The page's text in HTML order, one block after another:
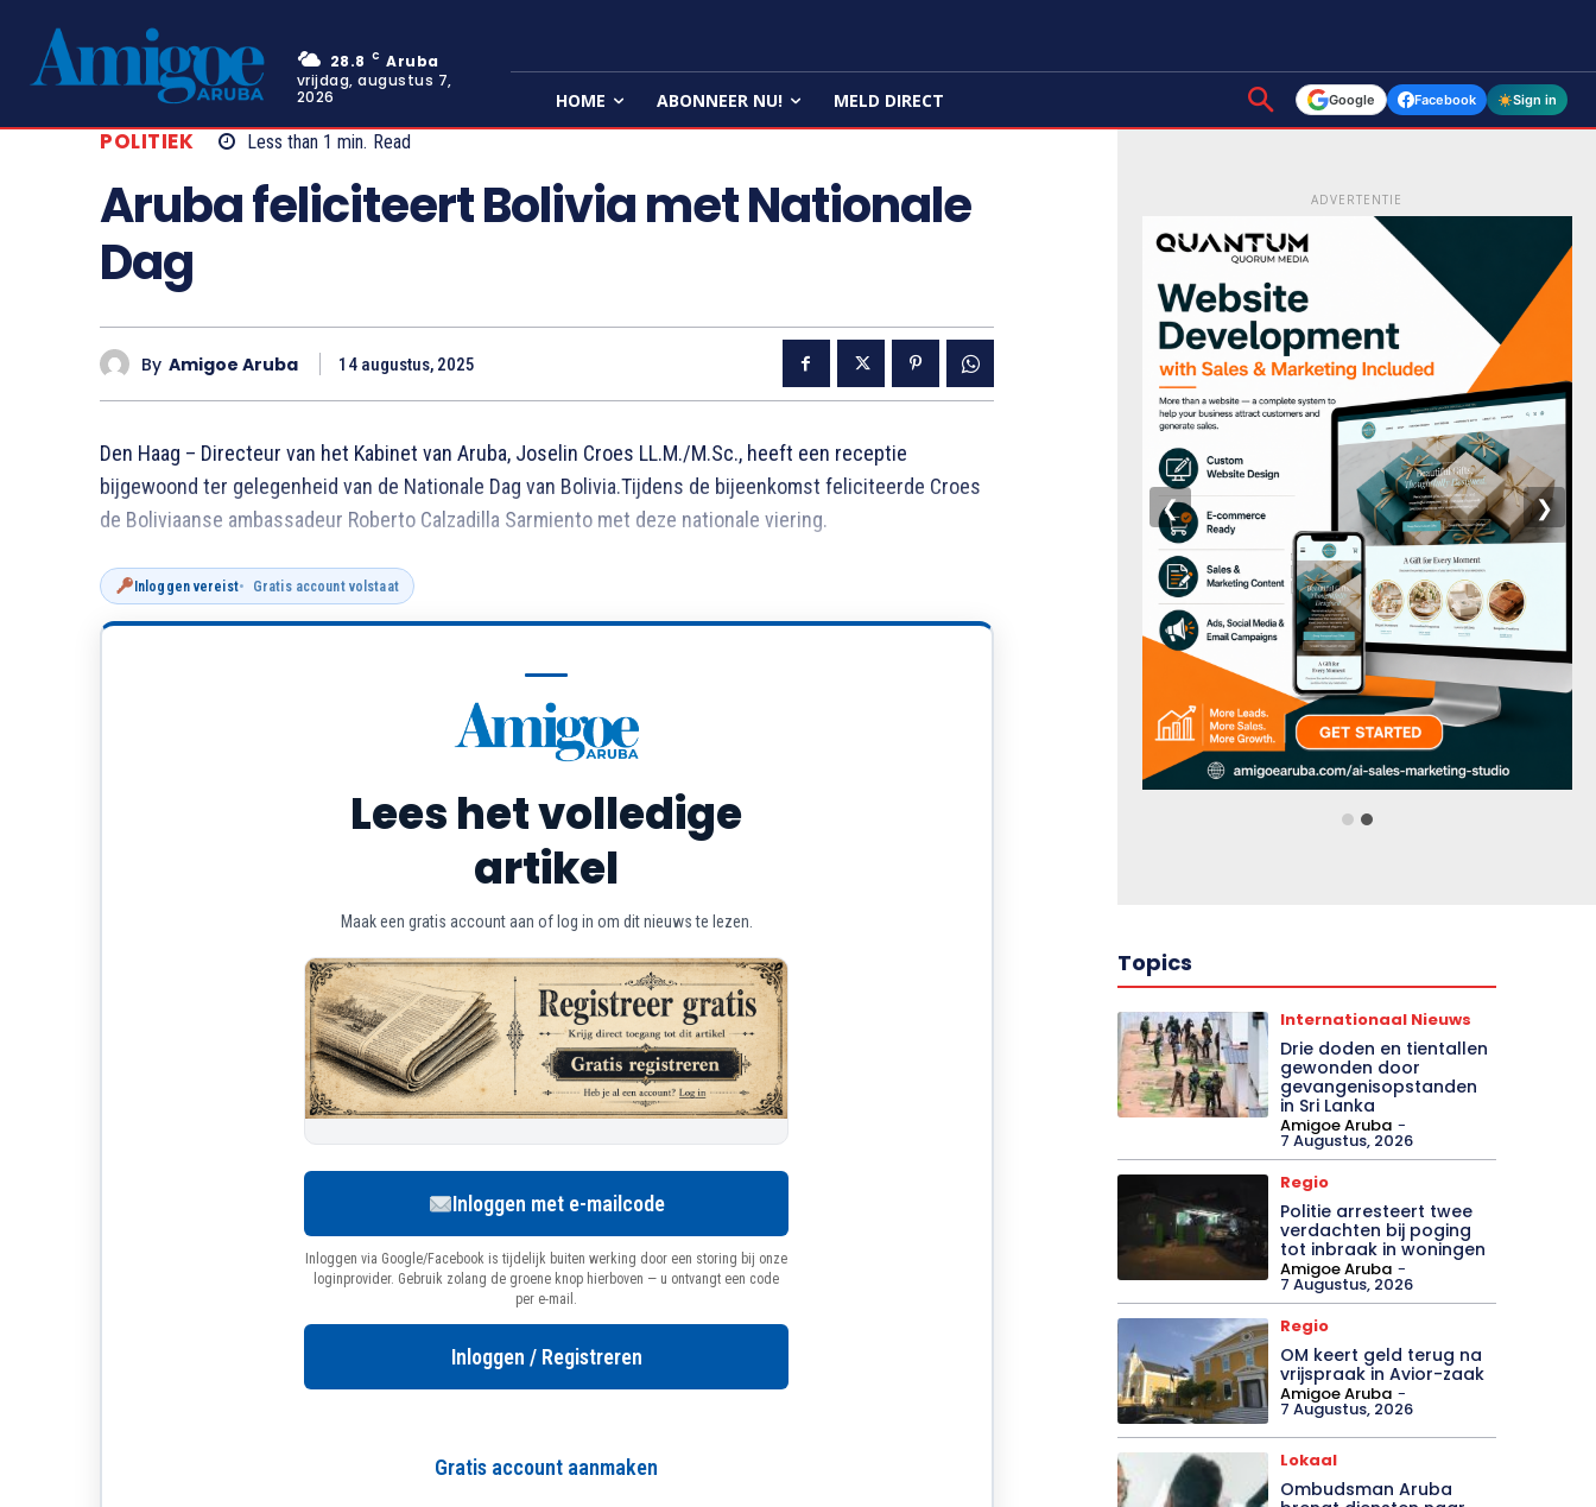
28.8 C Aruba
vrijdag, augustus 7,
2026
HOME ABONNEER NU! MELD DIRECT Google Facebook Sign in
POLITIEK Less than 1 min. Read
Aruba feliciteert Bolivia met Nationale
Dag
By Amigoe Aruba 14 augustus, 2025
Den Haag – Directeur van het Kabinet van Aruba, Joselin Croes LL.M./M.Sc., heeft een receptie
bijgewoond ter gelegenheid van de Nationale Dag van Bolivia.Tijdens de bijeenkomst feliciteerde Croes
de Boliviaanse ambassadeur Roberto Calzadilla Sarmiento met deze nationale viering.
Inloggen vereist Gratis account volstaat
Lees het volledige
artikel
Maak een gratis account aan of log in om dit nieuws te lezen.
Inloggen met e-mailcode
Inloggen via Google/Facebook is tijdelijk buiten werking door een storing bij onze
loginprovider. Gebruik zolang de groene knop hierboven — u ontvangt een code
per e-mail.
Inloggen / Registreren
Gratis account aanmaken
ADVERTENTIE
❮ ❯
Topics
Internationaal Nieuws
Drie doden en tientallen
gewonden door
gevangenisopstanden
in Sri Lanka
Amigoe Aruba -
7 Augustus, 2026
Regio
Politie arresteert twee
verdachten bij poging
tot inbraak in woningen
Amigoe Aruba -
7 Augustus, 2026
Regio
OM keert geld terug na
vrijspraak in Avior-zaak
Amigoe Aruba -
7 Augustus, 2026
Lokaal
Ombudsman Aruba